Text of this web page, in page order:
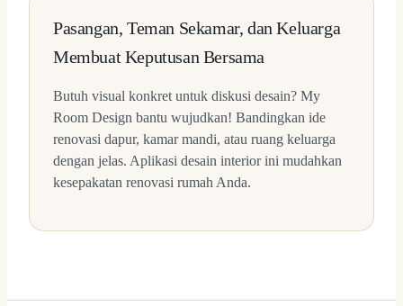
Pasangan, Teman Sekamar, dan Keluarga
Membuat Keputusan Bersama
Butuh visual konkret untuk diskusi desain? My
Room Design bantu wujudkan! Bandingkan ide
renovasi dapur, kamar mandi, atau ruang keluarga
dengan jelas. Aplikasi desain interior ini mudahkan
kesepakatan renovasi rumah Anda.